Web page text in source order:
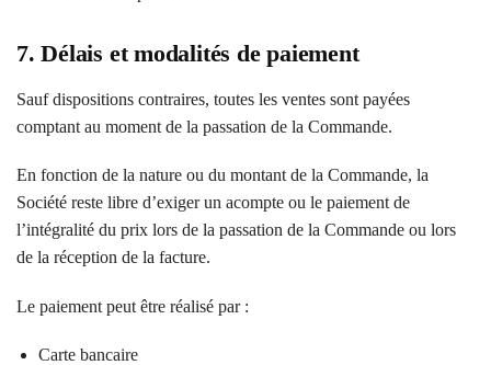
7. Délais et modalités de paiement
Sauf dispositions contraires, toutes les ventes sont payées
comptant au moment de la passation de la Commande.
En fonction de la nature ou du montant de la Commande, la
Société reste libre d’exiger un acompte ou le paiement de
l’intégralité du prix lors de la passation de la Commande ou lors
de la réception de la facture.
Le paiement peut être réalisé par :
Carte bancaire